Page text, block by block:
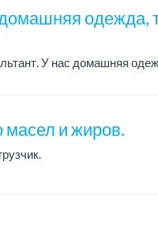
одежда,
У нас домашняя
масел и жиров.